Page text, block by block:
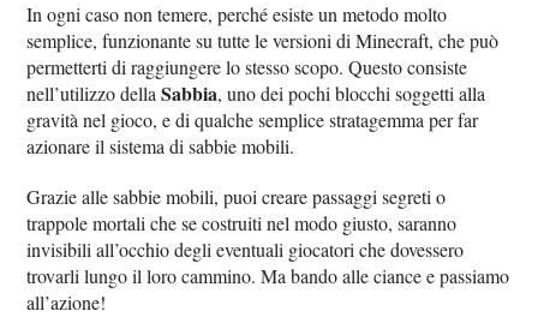
In ogni caso non temere, perché esiste un metodo molto
semplice, funzionante su tutte le versioni di Minecraft, che può
permetterti di raggiungere lo stesso scopo. Questo consiste
nell’utilizzo dellaSabbia, uno dei pochi blocchi soggetti alla
gravità nel gioco, e di qualche semplice stratagemma per far
azionare il sistema di sabbie mobili.
Grazie alle sabbie mobili, puoi creare passaggi segreti o
trappole mortali che se costruiti nel modo giusto, saranno
invisibili all’occhio degli eventuali giocatori che dovessero
trovarli lungo il loro cammino. Ma bando alle ciance e passiamo
all’azione!